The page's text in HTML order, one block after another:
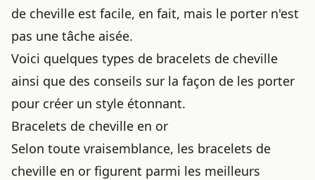
de cheville est facile, en fait, mais le porter n'est
pas une tâche aisée.
Voici quelques types de bracelets de cheville
ainsi que des conseils sur la façon de les porter
pour créer un style étonnant.
Bracelets de cheville en or
Selon toute vraisemblance, les bracelets de
cheville en or figurent parmi les meilleurs